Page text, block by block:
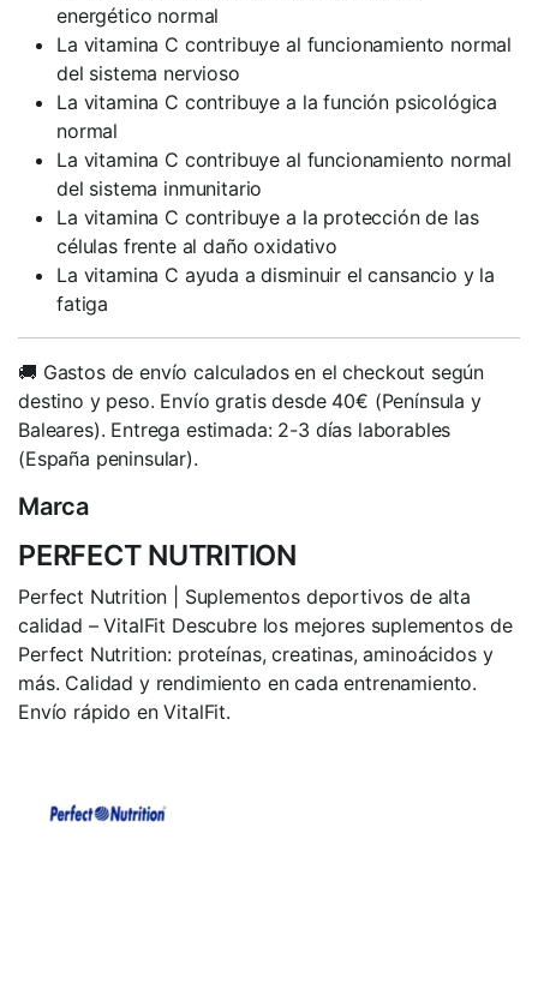
energético normal
La vitamina C contribuye al funcionamiento normal
del sistema nervioso
La vitamina C contribuye a la función psicológica
normal
La vitamina C contribuye al funcionamiento normal
del sistema inmunitario
La vitamina C contribuye a la protección de las
células frente al daño oxidativo
La vitamina C ayuda a disminuir el cansancio y la
fatiga
🚚 Gastos de envío calculados en el checkout según
destino y peso. Envío gratis desde 40€ (Península y
Baleares). Entrega estimada: 2-3 días laborables
(España peninsular).
Marca
PERFECT NUTRITION
Perfect Nutrition | Suplementos deportivos de alta
calidad – VitalFit Descubre los mejores suplementos de
Perfect Nutrition: proteínas, creatinas, aminoácidos y
más. Calidad y rendimiento en cada entrenamiento.
Envío rápido en VitalFit.